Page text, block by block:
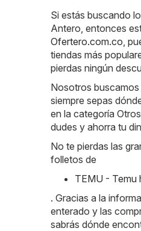
Si estás buscando
Antero, entonces
Ofertero.com.co,
tiendas más
pierdas ningún
Nosotros buscamos
siempre sepas
en la categoría
dudes y ahorra tu
No te pierdas las
folletos de
TEMU -
. Gracias a la
enterado y las
sabrás dónde